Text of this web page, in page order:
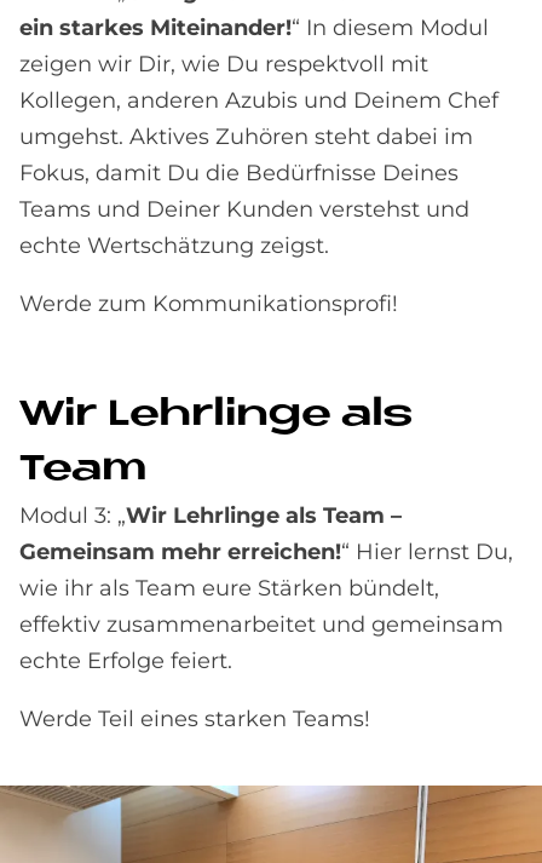
ein starkes Miteinander!“ In diesem Modul
zeigen wir Dir, wie Du respektvoll mit
Kollegen, anderen Azubis und Deinem Chef
umgehst. Aktives Zuhören steht dabei im
Fokus, damit Du die Bedürfnisse Deines
Teams und Deiner Kunden verstehst und
echte Wertschätzung zeigst.
Werde zum Kommunikationsprofi!
Wir Lehr­lin­ge als
Team
Modul 3: „Wir Lehrlinge als Team –
Gemeinsam mehr erreichen!“ Hier lernst Du,
wie ihr als Team eure Stärken bündelt,
effektiv zusammenarbeitet und gemeinsam
echte Erfolge feiert.
Werde Teil eines starken Teams!